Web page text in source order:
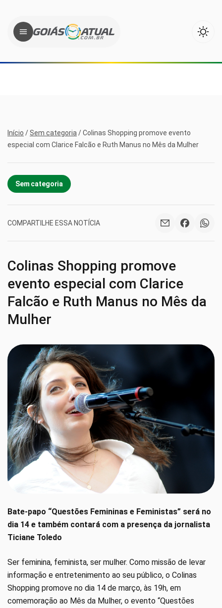
Início / Sem categoria /Colinas Shopping promove evento
especial com Clarice Falcão e Ruth Manus no Mês da Mulher
Sem categoria
COMPARTILHE ESSA NOTÍCIA
Colinas Shopping promove
evento especial com Clarice
Falcão e Ruth Manus no Mês da
Mulher
Bate-papo “Questões Femininas e Feministas” será no
dia 14 e também contará com a presença da jornalista
Ticiane Toledo
Ser feminina, feminista, ser mulher. Como missão de levar
informação e entretenimento ao seu público, o Colinas
Shopping promove no dia 14 de março, às 19h, em
comemoração ao Mês da Mulher, o evento “Questões